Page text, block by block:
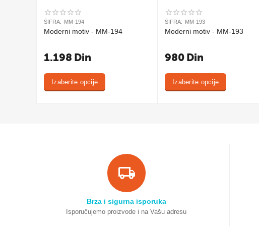
ŠIFRA: MM-194
Moderni motiv - MM-194
1.198 Din
Izaberite opcije
ŠIFRA: MM-193
Moderni motiv - MM-193
980 Din
Izaberite opcije
Brza i sigurna isporuka
Isporučujemo proizvode i na Vašu adresu